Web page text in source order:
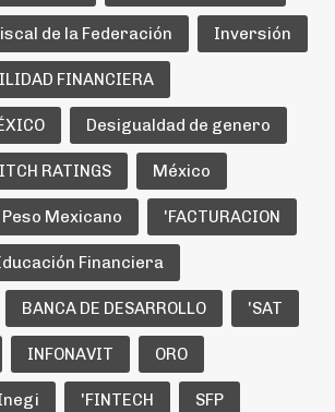
de la Federación Inversión
FINANCIERA
Desigualdad de genero
RATINGS México
Peso Mexicano 'FACTURACION
Financiera
BANCA DE DESARROLLO 'SAT
INFONAVIT ORO
'FINTECH SFP